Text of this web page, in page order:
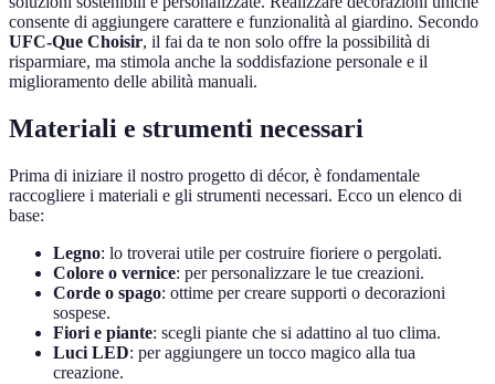
consente di aggiungere carattere e funzionalità al giardino. Secondo
UFC-Que Choisir, il fai da te non solo offre la possibilità di
risparmiare, ma stimola anche la soddisfazione personale e il
miglioramento delle abilità manuali.
Materiali e strumenti necessari
Prima di iniziare il nostro progetto di décor, è fondamentale
raccogliere i materiali e gli strumenti necessari. Ecco un elenco di
base:
Legno: lo troverai utile per costruire fioriere o pergolati.
Colore o vernice: per personalizzare le tue creazioni.
Corde o spago: ottime per creare supporti o decorazioni
sospese.
Fiori e piante: scegli piante che si adattino al tuo clima.
Luci LED: per aggiungere un tocco magico alla tua
creazione.